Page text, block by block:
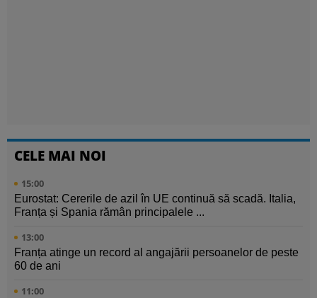
CELE MAI NOI
15:00
Eurostat: Cererile de azil în UE continuă să scadă. Italia,
Franța și Spania rămân principalele ...
13:00
Franța atinge un record al angajării persoanelor de peste
60 de ani
11:00